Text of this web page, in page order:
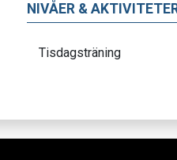
NIVÅER &
Tisdagsträning